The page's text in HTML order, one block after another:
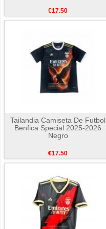
€17.50
Tailandia Camiseta De Futbol
Benfica Special 2025-2026
Negro
€17.50